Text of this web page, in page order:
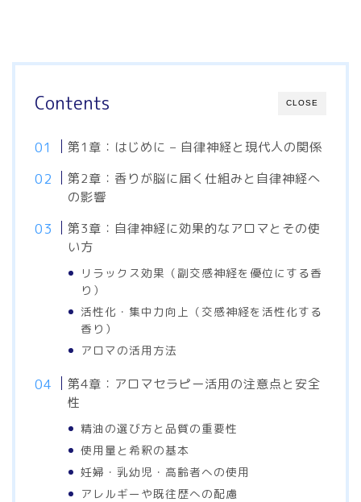
CLOSE
Contents
第1章：はじめに – 自律神経と現代人の関係
第2章：香りが脳に届く仕組みと自律神経へ
の影響
第3章：自律神経に効果的なアロマとその使
い方
リラックス効果（副交感神経を優位にする香
り）
活性化・集中力向上（交感神経を活性化する
香り）
アロマの活用方法
第4章：アロマセラピー活用の注意点と安全
性
精油の選び方と品質の重要性
使用量と希釈の基本
妊婦・乳幼児・高齢者への使用
アレルギーや既往歴への配慮